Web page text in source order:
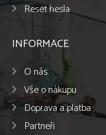
Reset hesla
INFORMACE
O nás
Vše o nákupu
Doprava a platba
Partneři